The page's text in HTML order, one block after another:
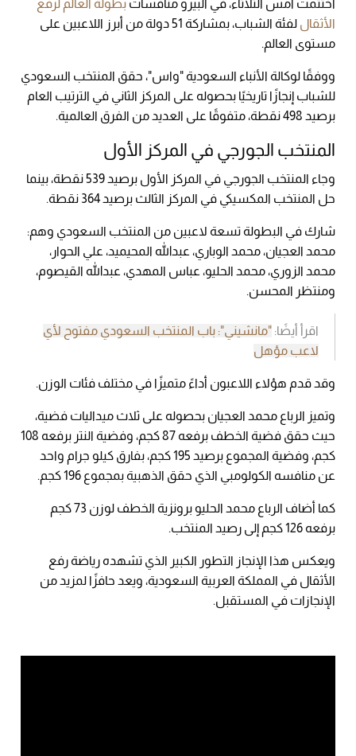
اختتمت أمس الثلاثاء، في البيرو منافسات بطولة العالم لرفع
الأثقال
لفئة الشباب، بمشاركة 51 دولة من أبرز اللاعبين على
مستوى العالم.
ووفقًا لوكالة الأنباء السعودية "واس"، حقق المنتخب السعودي
للشباب إنجازًا تاريخيًا بحصوله على المركز الثاني في الترتيب العام
برصيد 498 نقطة، متفوقًا على العديد من الفرق العالمية.
المنتخب الجورجي في المركز الأول
وجاء المنتخب الجورجي في المركز الأول برصيد 539 نقطة، بينما
حل المنتخب المكسيكي في المركز الثالث برصيد 364 نقطة.
شارك في البطولة تسعة لاعبين من المنتخب السعودي وهم:
محمد العجيان، محمد الوباري، عبدالله المحيميد، علي الحوار،
محمد الزوري، محمد الحليو، عباس المهدي، عبدالله القيصوم،
ومنتظر المحسن.
اقرأ أيضًا: "مانشيني": باب المنتخب السعودي مفتوح لأي
لاعب مؤهل
وقد قدم هؤلاء اللاعبون أداءً متميزًا في مختلف فئات الوزن.
وتميز الرباع محمد العجيان بحصوله على ثلاث ميداليات فضية،
حيث حقق فضية الخطف برفعه 87 كجم، وفضية النتر برفعه 108
كجم، وفضية المجموع برصيد 195 كجم، بفارق كيلو جرام واحد
عن منافسه الكولومبي الذي حقق الذهبية بمجموع 196 كجم.
كما أضاف الرباع محمد الحليو برونزية الخطف لوزن 73 كجم
برفعه 126 كجم إلى رصيد المنتخب.
ويعكس هذا الإنجاز التطور الكبير الذي تشهده رياضة رفع
الأثقال في المملكة العربية السعودية، ويعد حافزًا لمزيد من
الإنجازات في المستقبل.